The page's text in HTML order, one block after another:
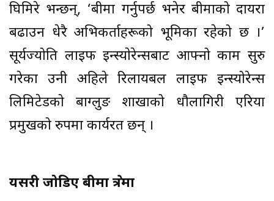
घिमिरे भन्छन्, ‘बीमा गर्नुपर्छ भनेर बीमाको दायरा
बढाउन धेरै अभिकर्ताहरूको भूमिका रहेको छ ।’
सूर्यज्योति लाइफ इन्स्याेरेन्सबाट आफ्नो काम सुरु
गरेका उनी अहिले रिलायबल लाइफ इन्स्योरेन्स
लिमिटेडको बाग्लुङ शाखाको धौलागिरी एरिया
प्रमुखको रुपमा कार्यरत छन् ।
यसरी जोडिए बीमा क्षेत्रमा